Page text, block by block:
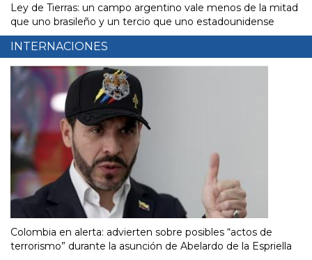
Ley de Tierras: un campo argentino vale menos de la mitad
que uno brasileño y un tercio que uno estadounidense
INTERNACIONES
Colombia en alerta: advierten sobre posibles “actos de
terrorismo” durante la asunción de Abelardo de la Espriella